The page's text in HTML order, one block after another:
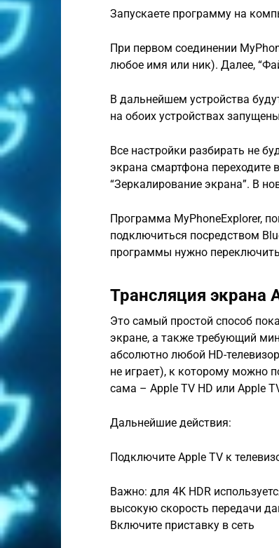
Запускаете программу на
При первом соединении
любое имя или ник). Далее,
В дальнейшем устройства
на обоих устройствах
Все настройки разбирать не
экрана смартфона переходите
“Зеркалирование экрана”. В
Программа MyPhoneExplorer,
подключиться посредством
программы нужно
Трансляция экрана
Это самый простой способ
экране, а также требующий
абсолютно любой HD-
не играет), к которому можно
сама – Apple TV HD или Apple
Дальнейшие действия:
Подключите Apple TV к
Важно: для 4K HDR
высокую скорость передачи
Включите приставку в сеть